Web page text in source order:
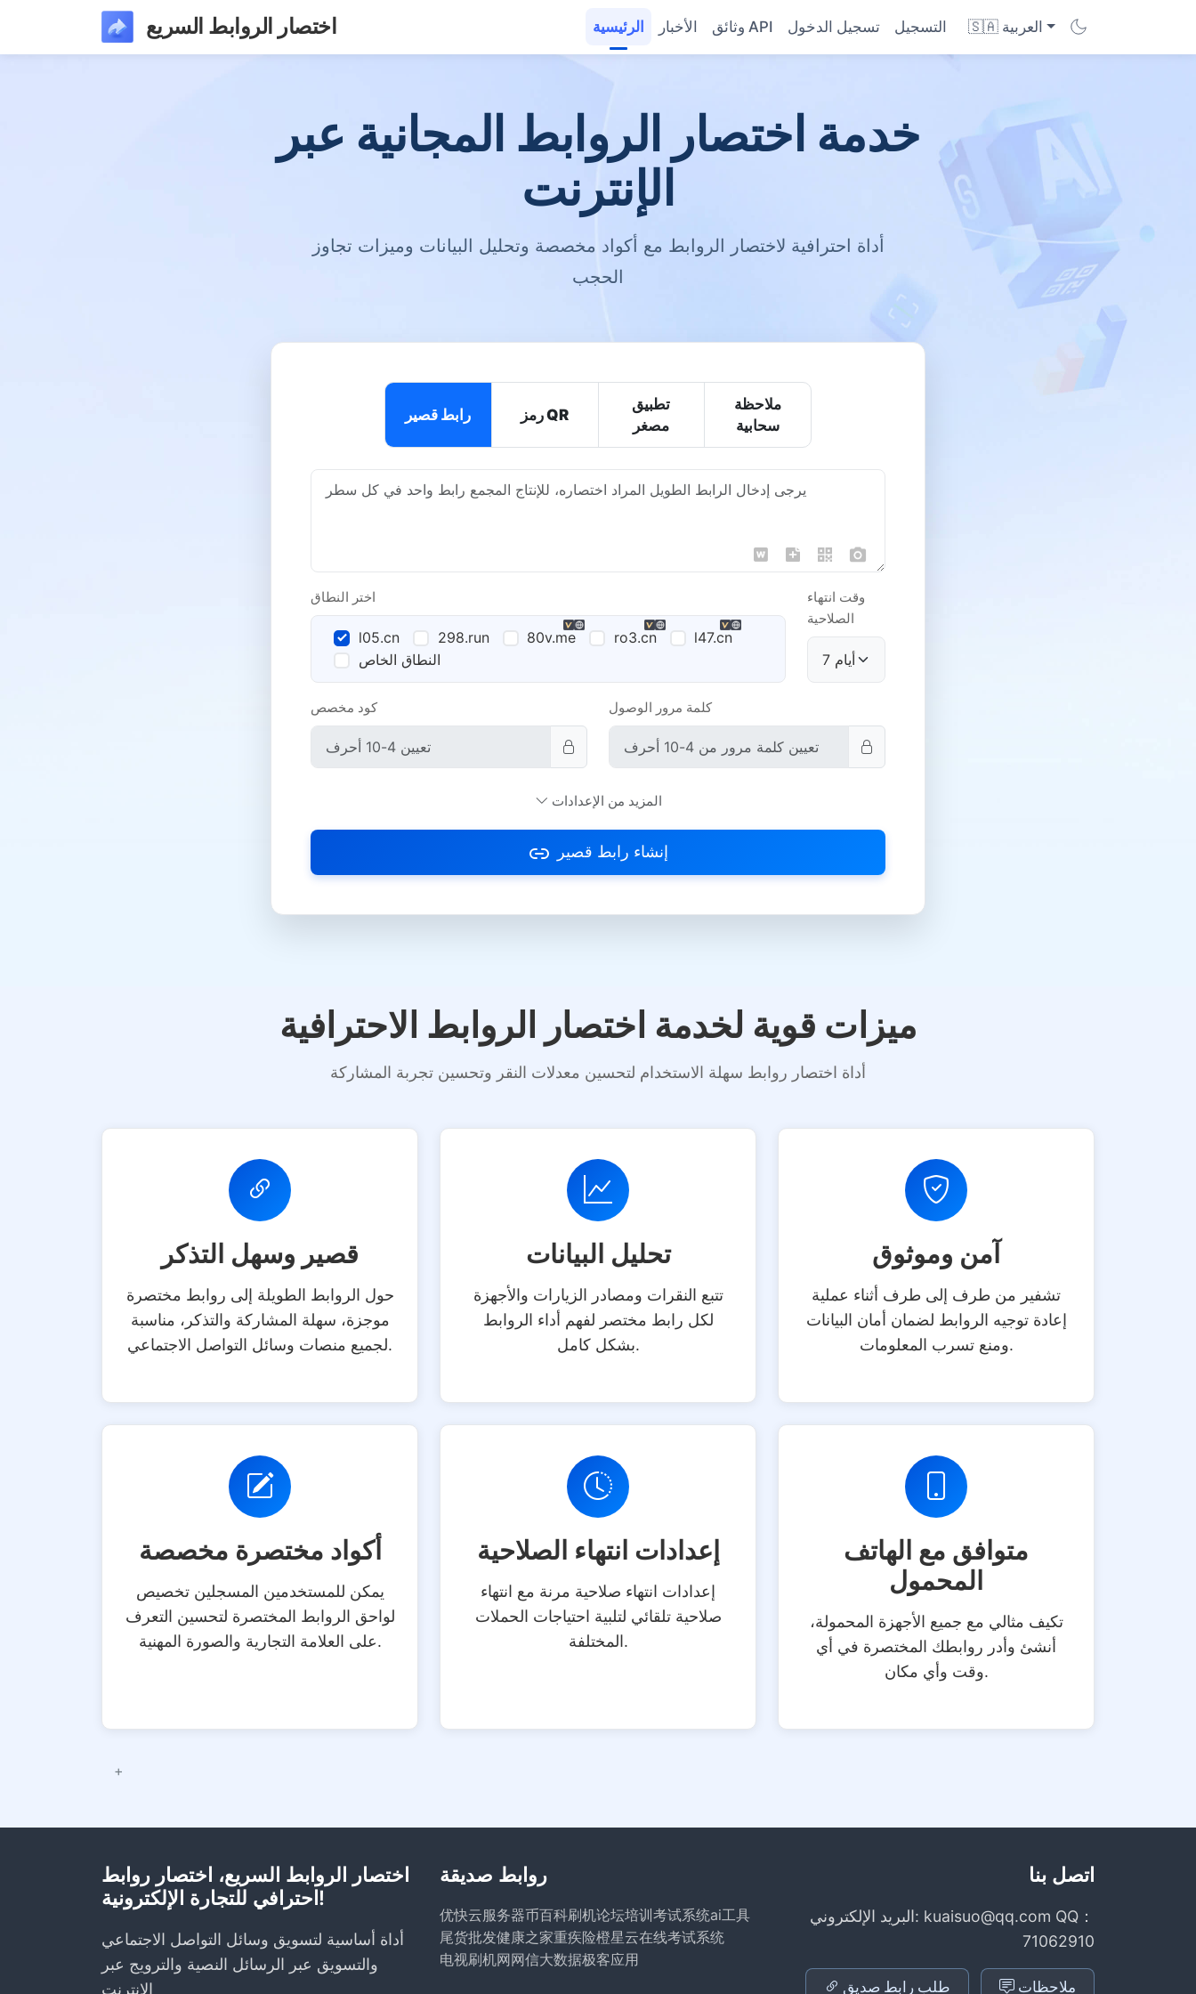
اختصار الروابط السريع الرئيسية الأخبار وثائق API تسجيل الدخول التسجيل 🇸🇦 العربية
خدمة اختصار الروابط المجانية عبر
الإنترنت
أداة احترافية لاختصار الروابط مع أكواد مخصصة وتحليل البيانات وميزات تجاوز
الحجب
رابط قصير رمز QR
تطبيق
مصغر
ملاحظة
سحابية
اختر النطاق
l05.cn 298.run 80v.me ro3.cn
l47.cn
النطاق الخاص
النطاق العام
وقت انتهاء
الصلاحية
كود مخصص كلمة مرور الوصول
اختر أنواع المنصات لتجاوز حجب الروابط
إعدادات الوصول إلى المنصة
iOS Android PC أخرى
المزيد من الإعدادات
إنشاء رابط قصير
ميزات قوية لخدمة اختصار الروابط الاحترافية
أداة اختصار روابط سهلة الاستخدام لتحسين معدلات النقر وتحسين تجربة المشاركة
قصير وسهل التذكر
حول الروابط الطويلة إلى روابط مختصرة
موجزة، سهلة المشاركة والتذكر، مناسبة
لجميع منصات وسائل التواصل الاجتماعي.
تحليل البيانات
تتبع النقرات ومصادر الزيارات والأجهزة
لكل رابط مختصر لفهم أداء الروابط
بشكل كامل.
آمن وموثوق
تشفير من طرف إلى طرف أثناء عملية
إعادة توجيه الروابط لضمان أمان البيانات
ومنع تسرب المعلومات.
أكواد مختصرة مخصصة
يمكن للمستخدمين المسجلين تخصيص
لواحق الروابط المختصرة لتحسين التعرف
على العلامة التجارية والصورة المهنية.
إعدادات انتهاء الصلاحية
إعدادات انتهاء صلاحية مرنة مع انتهاء
صلاحية تلقائي لتلبية احتياجات الحملات
المختلفة.
متوافق مع الهاتف
المحمول
تكيف مثالي مع جميع الأجهزة المحمولة،
أنشئ وأدر روابطك المختصرة في أي
وقت وأي مكان.
اختصار الروابط السريع، اختصار روابط
احترافي للتجارة الإلكترونية!
أداة أساسية لتسويق وسائل التواصل الاجتماعي
والتسويق عبر الرسائل النصية والترويج عبر
الإنترنت
روابط صديقة
优快云服务器币百科刷机论坛培训考试系统ai工具
尾货批发健康之家重疾险橙星云在线考试系统
电视刷机网网信大数据极客应用
اتصل بنا
البريد الإلكتروني: kuaisuo@qq.com QQ：
71062910
طلب رابط صديق ملاحظات